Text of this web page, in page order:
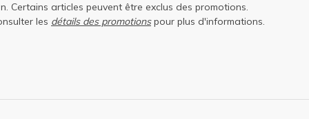
. Certains articles peuvent être exclus des promotions.
les détails des promotionspour plus d'informations.